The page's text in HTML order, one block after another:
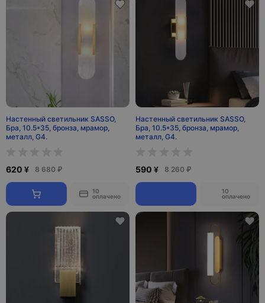
Настенный светильник SASSO,
Бра, 10.5*35, бронза, мрамор,
металл, G4.
620 ¥ 8 680 ₽
10
оплачено
Настенный светильник SASSO,
Бра, 10.5*35, бронза, мрамор,
металл, G4.
590 ¥ 8 260 ₽
10
оплачено